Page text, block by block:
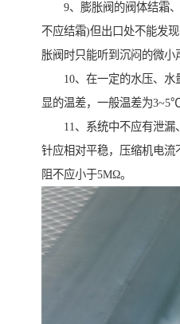
9、膨胀阀的阀体结霜、
不应结霜)但出口处不能发
胀阀时只能听到沉闷的微小
10、在一定的水压、水
显的温差，一般温差为
11、系统中不应有泄漏
针应相对平稳，压缩机电
阻不应小于5MΩ。